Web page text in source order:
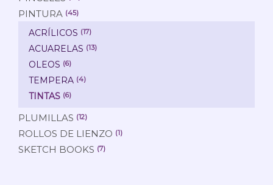
PINTURA (45)
ACRÍLICOS (17)
ACUARELAS (13)
OLEOS (6)
TEMPERA (4)
TINTAS (6)
PLUMILLAS (12)
ROLLOS DE LIENZO (1)
SKETCH BOOKS (7)